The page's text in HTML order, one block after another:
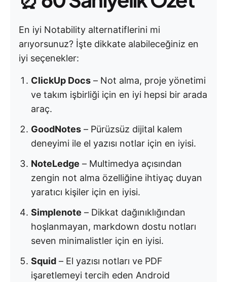
En iyi Notability alternatiflerini mi
arıyorsunuz? İşte dikkate alabileceğiniz en
iyi seçenekler:
ClickUp Docs – Not alma, proje yönetimi
ve takım işbirliği için en iyi hepsi bir arada
araç.
GoodNotes – Pürüzsüz dijital kalem
deneyimi ile el yazısı notlar için en iyisi.
NoteLedge – Multimedya açısından
zengin not alma özelliğine ihtiyaç duyan
yaratıcı kişiler için en iyisi.
Simplenote – Dikkat dağınıklığından
hoşlanmayan, markdown dostu notları
seven minimalistler için en iyisi.
Squid – El yazısı notları ve PDF
işaretlemeyi tercih eden Android